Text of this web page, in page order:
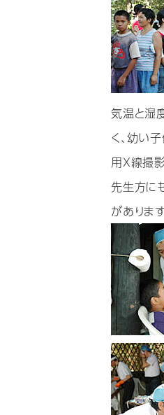
気温と湿
く、幼い
用X線撮
先生方に
があります